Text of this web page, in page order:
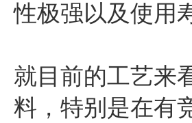
性极强以及使用
就目前的工艺来
料，特别是在有